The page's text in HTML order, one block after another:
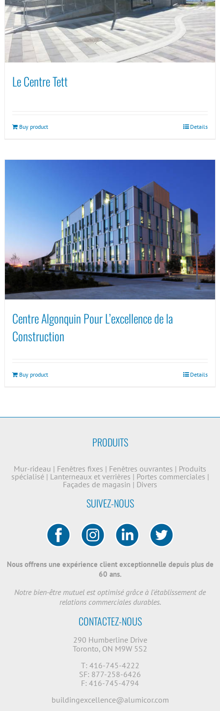
Le Centre Tett
Buy product Details
Centre Algonquin Pour L’excellence de la
Construction
Buy product Details
PRODUITS
Mur-rideau | Fenêtres fixes | Fenêtres ouvrantes | Produits
spécialisé | Lanterneaux et verrières | Portes commerciales |
Façades de magasin | Divers
SUIVEZ-NOUS
Nous offrens une expérience client exceptionnelle depuis plus de
60 ans.
Notre bien-être mutuel est optimisé grâce à l'établissement de
relations commerciales durables.
CONTACTEZ-NOUS
290 Humberline Drive
Toronto, ON M9W 5S2
T: 416-745-4222
SF: 877-258-6426
F: 416-745-4794
buildingexcellence@alumicor.com